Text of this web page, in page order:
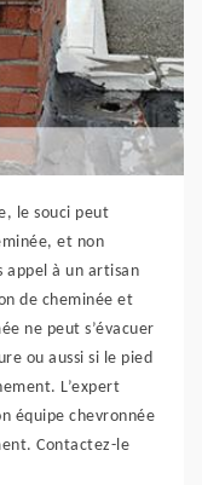
le souci peut
et non
appel à un artisan
de cheminée et
ne peut s’évacuer
ou aussi si le pied
L’expert
équipe chevronnée
Contactez-le